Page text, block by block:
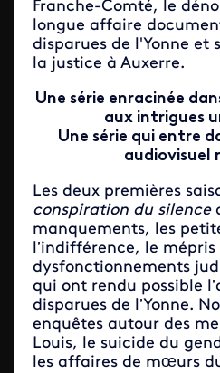
Franche-Comté, le
longue affaire
disparues de l'Yonne et
la justice à Auxerre.
Une série enracinée
aux intrigues
Une série qui entre
audiovisuel
Les deux premières
conspiration du silence
manquements, les
l’indifférence, le mépris
dysfonctionnements
qui ont rendu possible
disparues de l’Yonne.
enquêtes autour des
Louis, le suicide du
les affaires de mœurs